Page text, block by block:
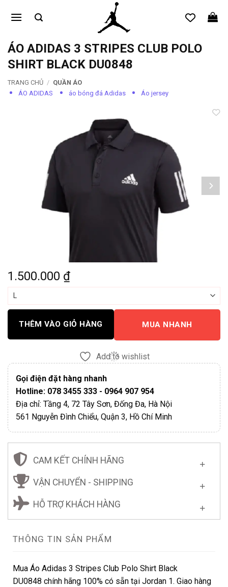
qua
dungÁO ADIDAS 3 STRIPES CLUB POLO
SHIRT BLACK DU0848
TRANG CHỦ / QUẦN ÁO
ÁO ADIDAS
áo bóng đá Adidas Áo jersey
1.500.000 ₫
THÊM VÀO GIỎ HÀNG MUA NHANH
Add to wishlist
Gọi điện đặt hàng nhanh
Hotline: 078 3455 333 - 0964 907 954
Địa chỉ: Tầng 4, 72 Tây Sơn, Đống Đa, Hà Nội
561 Nguyễn Đình Chiểu, Quận 3, Hồ Chí Minh
CAM KẾT CHÍNH HÃNG
VẬN CHUYỂN - SHIPPING
HỖ TRỢ KHÁCH HÀNG
THÔNG TIN SẢN PHẨM
Mua Áo Adidas 3 Stripes Club Polo Shirt Black
DU0848 chính hãng 100% có sẵn tại Jordan 1. Giao hàng